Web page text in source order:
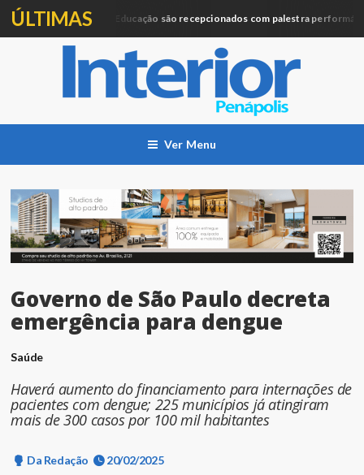
ÚLTIMAS
Profissionais da Educação são recepcionados com palestra performática
Ver Menu
Governo de São Paulo decreta
emergência para dengue
Saúde
Haverá aumento do financiamento para internações de
pacientes com dengue; 225 municípios já atingiram
mais de 300 casos por 100 mil habitantes
Da Redação 20/02/2025